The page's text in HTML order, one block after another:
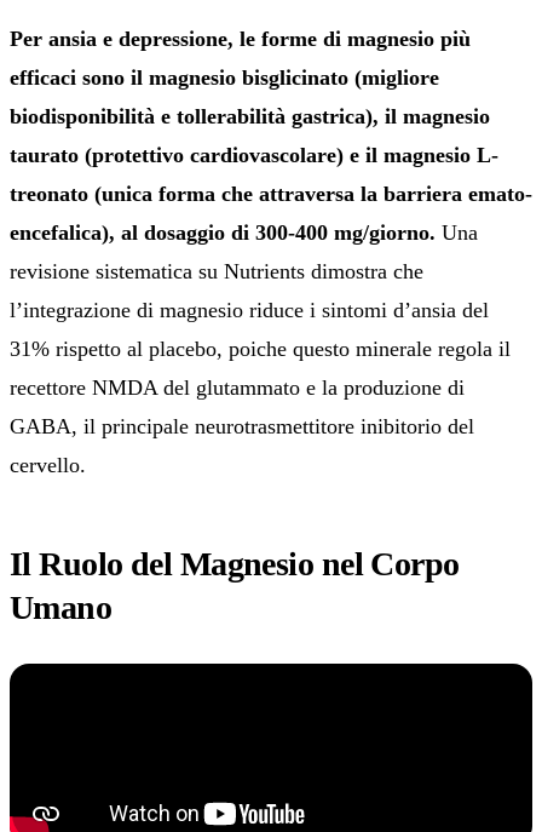
Per ansia e depressione, le forme di magnesio più
efficaci sono il magnesio bisglicinato (migliore
biodisponibilità e tollerabilità gastrica), il magnesio
taurato (protettivo cardiovascolare) e il magnesio L-
treonato (unica forma che attraversa la barriera emato-
encefalica), al dosaggio di 300-400 mg/giorno. Una
revisione sistematica su Nutrients dimostra che
l’integrazione di magnesio riduce i sintomi d’ansia del
31% rispetto al placebo, poiche questo minerale regola il
recettore NMDA del glutammato e la produzione di
GABA, il principale neurotrasmettitore inibitorio del
cervello.
Il Ruolo del Magnesio nel Corpo
Umano